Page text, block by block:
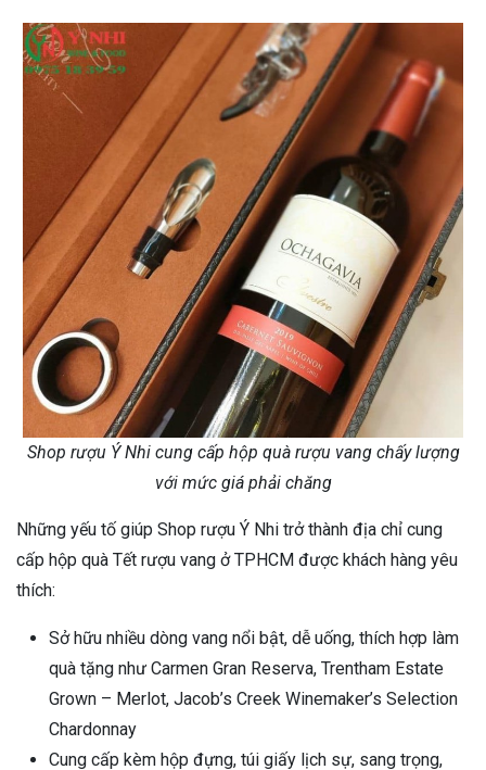
Shop rượu Ý Nhi cung cấp hộp quà rượu vang chấy lượng
với mức giá phải chăng
Những yếu tố giúp Shop rượu Ý Nhi trở thành địa chỉ cung
cấp hộp quà Tết rượu vang ở TPHCM được khách hàng yêu
thích:
Sở hữu nhiều dòng vang nổi bật, dễ uống, thích hợp làm
quà tặng như Carmen Gran Reserva, Trentham Estate
Grown – Merlot, Jacob’s Creek Winemaker’s Selection
Chardonnay
Cung cấp kèm hộp đựng, túi giấy lịch sự, sang trọng,